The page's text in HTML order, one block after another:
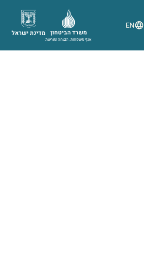
EN
מדינת ישראל משרד הביטחון
אגף משפחות, הנצחה ומורשת